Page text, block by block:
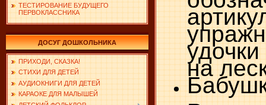
ТЕСТИРОВАНИЕ БУДУЩЕГО
ПЕРВОКЛАССНИКА
ДОСУГ ДОШКОЛЬНИКА
ПРИХОДИ, СКАЗКА!
СТИХИ ДЛЯ ДЕТЕЙ
АУДИОКНИГИ ДЛЯ ДЕТЕЙ
КАРАОКЕ ДЛЯ МАЛЫШЕЙ
на